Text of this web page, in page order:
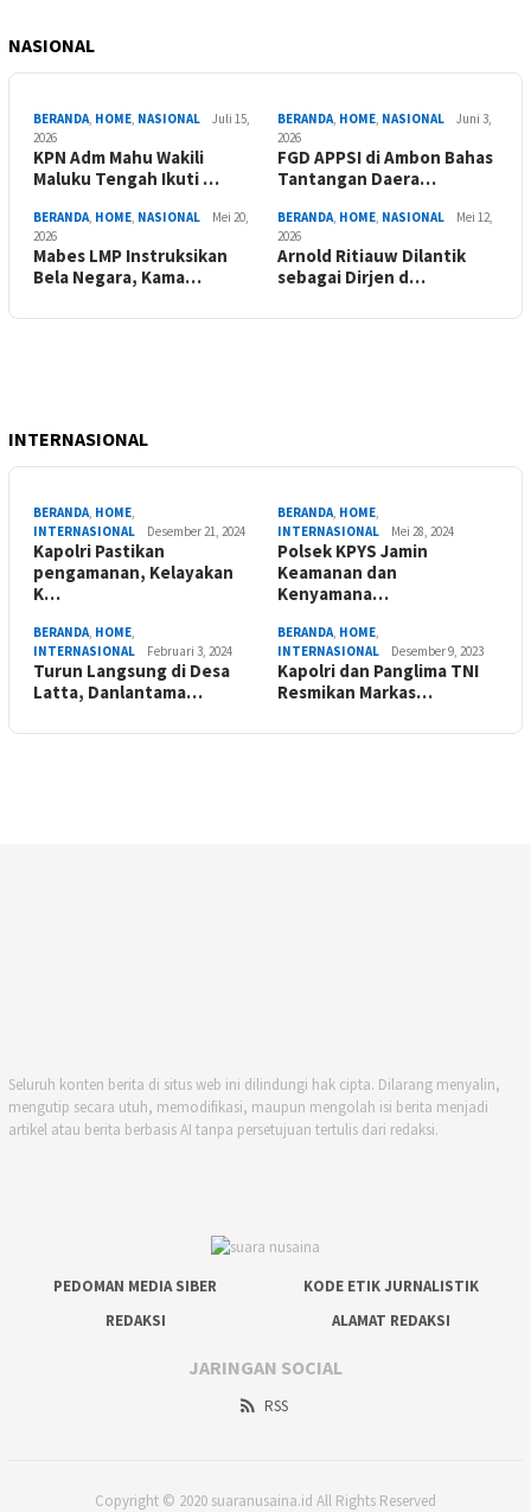
NASIONAL
BERANDA HOME NASIONAL
Juli 15,
2026
KPN Adm Mahu Wakili
Maluku Tengah Ikuti …
BERANDA HOME NASIONAL
Juni 3,
2026
FGD APPSI di Ambon Bahas
Tantangan Daera…
BERANDA HOME NASIONAL
Mei 20,
2026
Mabes LMP Instruksikan
Bela Negara, Kama…
BERANDA HOME NASIONAL
Mei 12,
2026
Arnold Ritiauw Dilantik
sebagai Dirjen d…
INTERNASIONAL
BERANDA HOME
INTERNASIONAL
Desember 21, 2024
Kapolri Pastikan
pengamanan, Kelayakan
K…
BERANDA HOME
INTERNASIONAL
Mei 28, 2024
Polsek KPYS Jamin
Keamanan dan
Kenyamana…
BERANDA HOME
INTERNASIONAL
Februari 3, 2024
Turun Langsung di Desa
Latta, Danlantama…
BERANDA HOME
INTERNASIONAL
Desember 9, 2023
Kapolri dan Panglima TNI
Resmikan Markas…
Seluruh konten berita di situs web ini dilindungi hak cipta. Dilarang menyalin,
mengutip secara utuh, memodifikasi, maupun mengolah isi berita menjadi
artikel atau berita berbasis AI tanpa persetujuan tertulis dari redaksi.
PEDOMAN MEDIA SIBER
KODE ETIK JURNALISTIK
REDAKSI
ALAMAT REDAKSI
JARINGAN SOCIAL
RSS
Copyright © 2020 suaranusaina.id All Rights Reserved